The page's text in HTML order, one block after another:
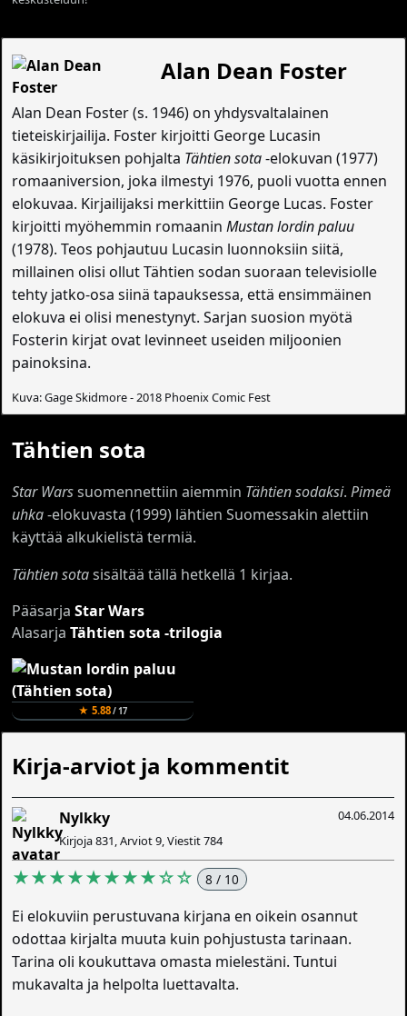
Alan Dean Foster
Alan Dean Foster (s. 1946) on yhdysvaltalainen
tieteiskirjailija. Foster kirjoitti George Lucasin
käsikirjoituksen pohjalta Tähtien sota-elokuvan (1977)
romaaniversion, joka ilmestyi 1976, puoli vuotta ennen
elokuvaa. Kirjailijaksi merkittiin George Lucas. Foster
kirjoitti myöhemmin romaaninMustan lordin paluu
(1978). Teos pohjautuu Lucasin luonnoksiin siitä,
millainen olisi ollut Tähtien sodan suoraan televisiolle
tehty jatko-osa siinä tapauksessa, että ensimmäinen
elokuva ei olisi menestynyt. Sarjan suosion myötä
Fosterin kirjat ovat levinneet useiden miljoonien
painoksina.
Kuva: Gage Skidmore - 2018 Phoenix Comic Fest
Tähtien sota
Star Warssuomennettiin aiemmin Tähtien sodaksi.Pimeä
uhka-elokuvasta (1999) lähtien Suomessakin alettiin
käyttää alkukielistä termiä.
Tähtien sotasisältää tällä hetkellä 1 kirjaa.
PääsarjaStar Wars
AlasarjaTähtien sota -trilogia
★ 5.88/ 17
Kirja-arviot ja kommentit
04.06.2014
Nylkky
Kirjoja 831, Arviot 9, Viestit 784
★★★★★★★★☆☆ 8 / 10
Ei elokuviin perustuvana kirjana en oikein osannut
odottaa kirjalta muuta kuin pohjustusta tarinaan.
Tarina oli koukuttava omasta mielestäni. Tuntui
mukavalta ja helpolta luettavalta.